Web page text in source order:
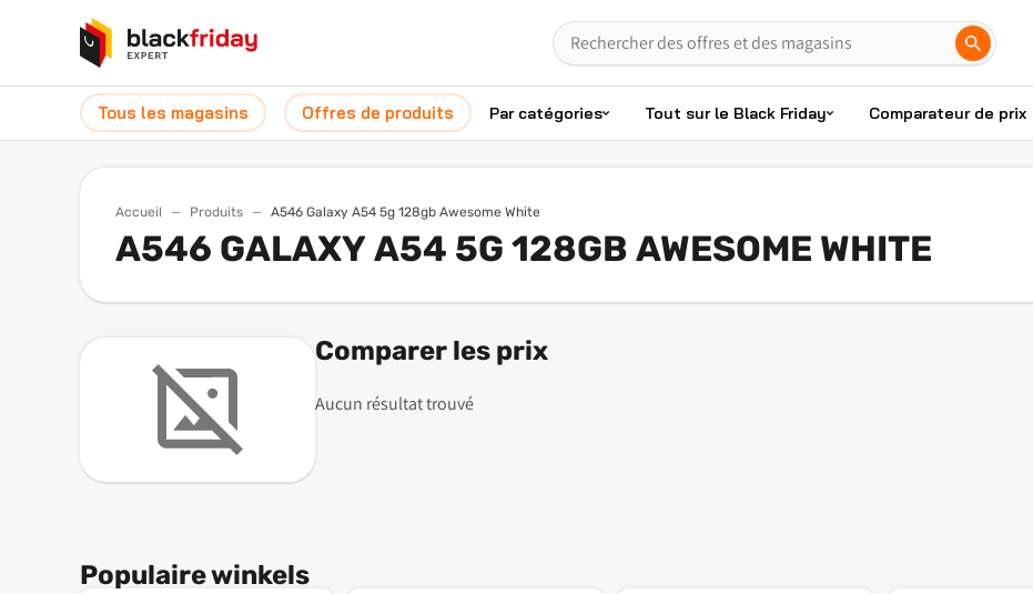
Tous les magasins Offres de produits Par catégories Tout sur le Black Friday Comparateur de prix
Accueil Produits A546 Galaxy A54 5g 128gb Awesome White
A546 GALAXY A54 5G 128GB AWESOME WHITE
Comparer les prix
Aucun résultat trouvé
Populaire winkels